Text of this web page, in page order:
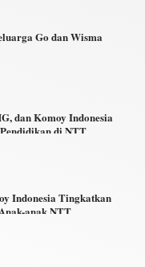
Go dan Wisma
dan Komoy Indonesia
di NTT
Indonesia Tingkatkan
anak NTT